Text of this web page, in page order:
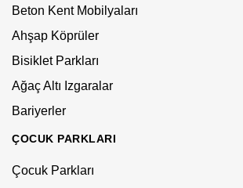
Beton Kent Mobilyaları
Ahşap Köprüler
Bisiklet Parkları
Ağaç Altı Izgaralar
Bariyerler
ÇOCUK PARKLARI
Çocuk Parkları